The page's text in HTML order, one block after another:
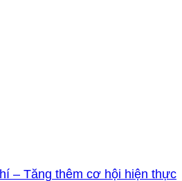
– Tăng thêm cơ hội hiện thực